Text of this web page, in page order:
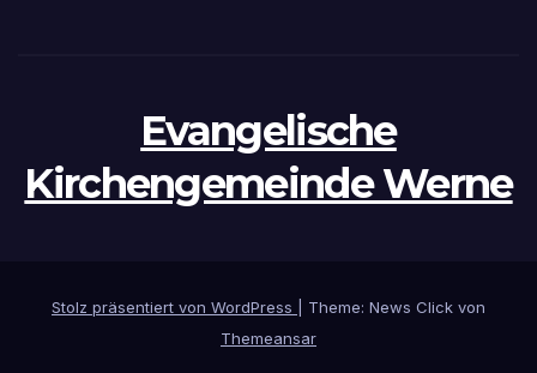
Evangelische
Kirchengemeinde Werne
Stolz präsentiert von WordPress
Theme: News Click von
Themeansar